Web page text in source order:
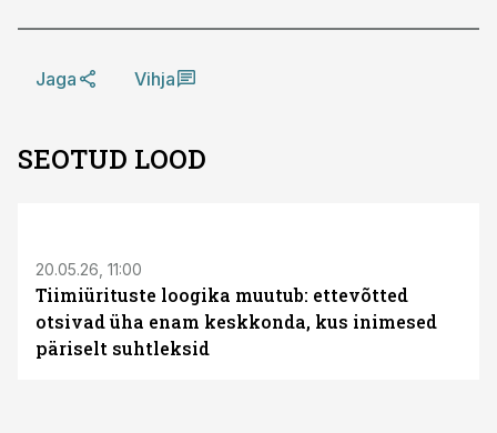
Jaga Vihja
SEOTUD LOOD
20.05.26, 11:00
Tiimiürituste loogika muutub: ettevõtted
otsivad üha enam keskkonda, kus inimesed
päriselt suhtleksid